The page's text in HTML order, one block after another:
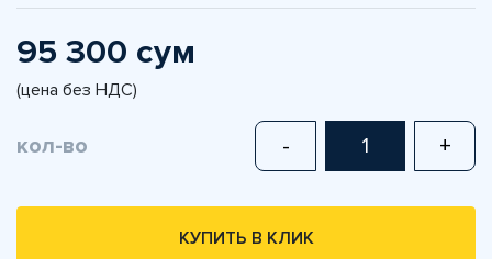
95 300 сум
(цена без НДС)
кол-во - +
КУПИТЬ В КЛИК